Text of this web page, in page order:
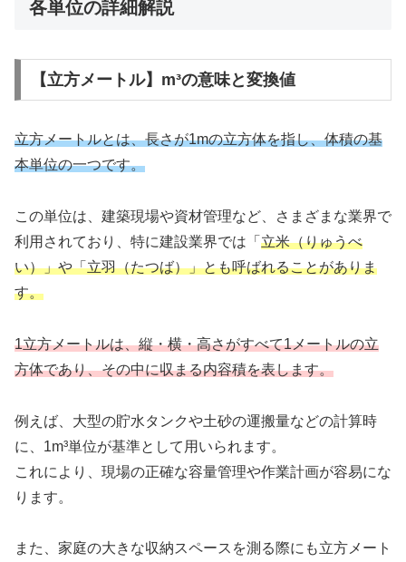
各単位の詳細解説
【立方メートル】m³の意味と変換値
立方メートルとは、長さが1mの立方体を指し、体積の基
本単位の一つです。
この単位は、建築現場や資材管理など、さまざまな業界で
利用されており、特に建設業界では「 立米（りゅうべ
い）」や「立羽（たつば）」とも呼ばれることがありま
す。
1立方メートルは、縦・横・高さがすべて1メートルの立
方体であり、その中に収まる内容積を表します。
例えば、大型の貯水タンクや土砂の運搬量などの計算時
に、1m³単位が基準として用いられます。
これにより、現場の正確な容量管理や作業計画が容易にな
ります。
また、家庭の大きな収納スペースを測る際にも立方メート